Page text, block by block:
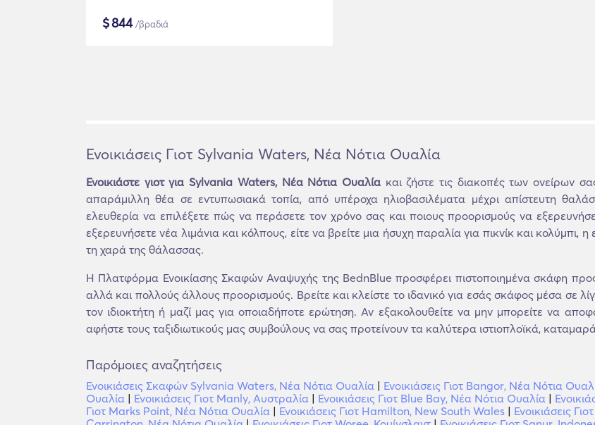
$844/βραδιά
Ενοικιάσεις Γιοτ Sylvania Waters, Νέα Νότια Ουαλία
Ενοικιάστε γιοτ για Sylvania Waters, Νέα Νότια Ουαλίακαι ζήστε τις διακοπές των ονείρων
απαράμιλλη θέα σε εντυπωσιακά τοπία, από υπέροχα ηλιοβασιλέματα μέχρι απίστευτη
ελευθερία να επιλέξετε πώς να περάσετε τον χρόνο σας και ποιους προορισμούς να
εξερευνήσετε νέα λιμάνια και κόλπους, είτε να βρείτε μια ήσυχη παραλία για πικνίκ και κολύμπι,
τη χαρά της θάλασσας.
Η Πλατφόρμα Ενοικίασης Σκαφών Αναψυχής της BednBlue προσφέρει πιστοποιημένα σκάφη
αλλά και πολλούς άλλους προορισμούς. Βρείτε και κλείστε το ιδανικό για εσάς σκάφος μέσα σε
τον ιδιοκτήτη ή μαζί μας για οποιαδήποτε ερώτηση. Αν εξακολουθείτε να μην μπορείτε να
αφήστε τους ταξιδιωτικούς μας συμβούλους να σας προτείνουν τα καλύτερα ιστιοπλοϊκά,
Παρόμοιες αναζητήσεις
Ενοικιάσεις Σκαφών Sylvania Waters, Νέα Νότια Ουαλία | Ενοικιάσεις Γιοτ Bangor, Νέα Νότια
Ουαλία | Ενοικιάσεις Γιοτ Manly, Αυστραλία | Ενοικιάσεις Γιοτ Blue Bay, Νέα Νότια Ουαλία |
Γιοτ Marks Point, Νέα Νότια Ουαλία | Ενοικιάσεις Γιοτ Hamilton, New South Wales | Ενοικιάσεις